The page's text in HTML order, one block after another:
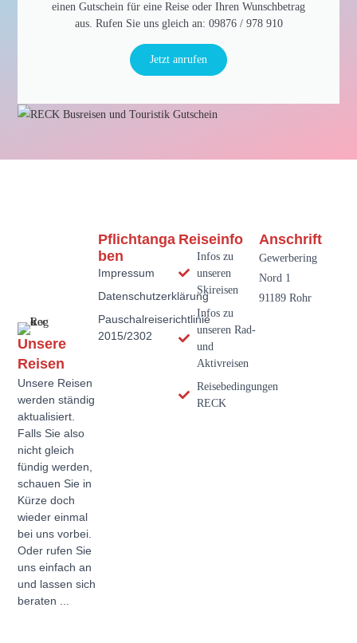
einen Gutschein für eine Reise oder Ihren Wunschbetrag
aus. Rufen Sie uns gleich an: 09876 / 978 910​
Jetzt anrufen
Unsere
Reisen
Unsere Reisen
werden ständig
aktualisiert.
Falls Sie also
nicht gleich
fündig werden,
schauen Sie in
Kürze doch
wieder einmal
bei uns vorbei.
Oder rufen Sie
uns einfach an
und lassen sich
beraten ...
Reiseinfo
Infos zu
unseren
Skireisen
Infos zu
unseren Rad-
und
Aktivreisen
Reisebedingungen
RECK
Pflichtanga
Ben
Impressum
Datenschutzerklärung
Pauschalreiserichtlinie
2015/2302
Anschrift
Gewerbering
Nord 1
91189 Rohr